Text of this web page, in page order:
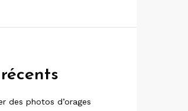
des photos d’orages